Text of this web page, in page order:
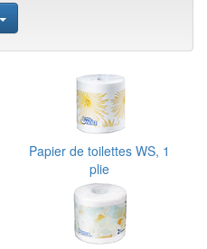
Papier de toilettes WS, 1
plie